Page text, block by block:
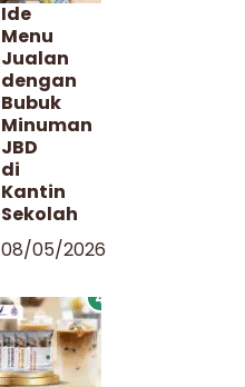
Ide
Menu
Jualan
dengan
Bubuk
Minuman
JBD
di
Kantin
Sekolah
08/05/2026
4